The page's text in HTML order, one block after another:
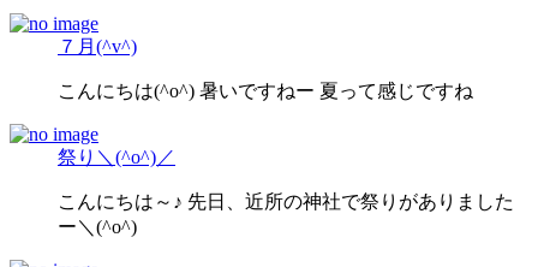
７月(^v^)
こんにちは(^o^) 暑いですねー 夏って感じですね
祭り＼(^o^)／
こんにちは～♪ 先日、近所の神社で祭りがありました
ー＼(^o^)